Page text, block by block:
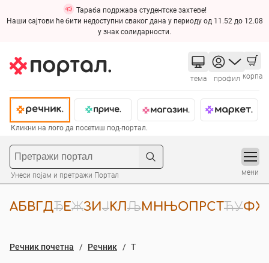
Тараба подржава студентске захтеве!
Наши сајтови ће бити недоступни сваког дана у периоду од 11.52 до 12.08
у знак солидарности.
тема профил корпа
Кликни на лого да посетиш под-портал.
Унеси појам и претражи Портал мени
AБВГ ДЂЕЖЗИЈКЛЉМНЊОПРС Т ЋУФХ
Речник почетна Речник Т